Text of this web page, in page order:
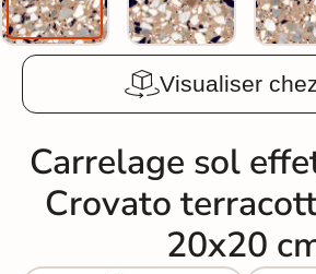
Visualiser
Carrelage sol
Crovato
20x20